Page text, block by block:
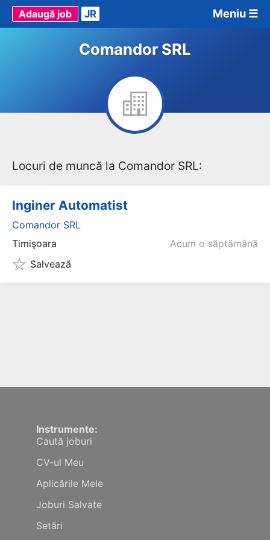
Meniu ☰
Adaugă job JR
Comandor SRL
Locuri de muncă la Comandor SRL:
Inginer Automatist
Comandor SRL
Acum o săptămână
Timişoara
Salvează
Instrumente:
Caută joburi
CV-ul Meu
Aplicările Mele
Joburi Salvate
Setări